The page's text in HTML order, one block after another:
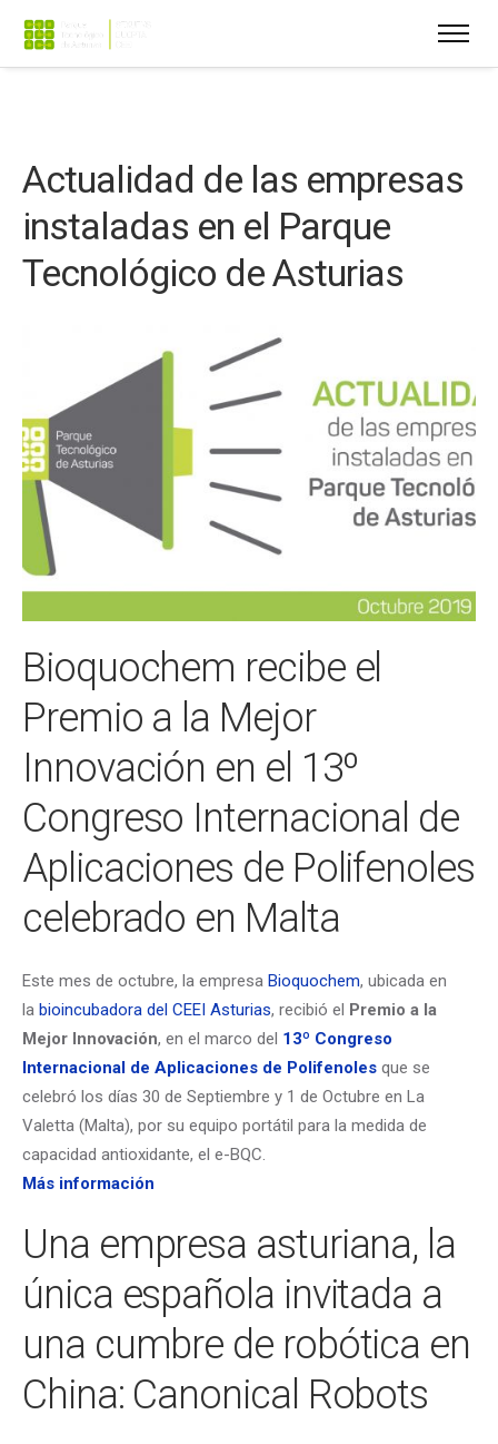
Actualidad de las empresas
instaladas en el Parque
Tecnológico de Asturias
Bioquochem recibe el
Premio a la Mejor
Innovación en el 13º
Congreso Internacional de
Aplicaciones de Polifenoles
celebrado en Malta
Este mes de octubre, la empresa Bioquochem, ubicada en
la bioincubadora del CEEI Asturias, recibió el Premio a la
Mejor Innovación, en el marco del 13º Congreso
Internacional de Aplicaciones de Polifenoles que se
celebró los días 30 de Septiembre y 1 de Octubre en La
Valetta (Malta), por su equipo portátil para la medida de
capacidad antioxidante, el e-BQC.
Más información
Una empresa asturiana, la
única española invitada a
una cumbre de robótica en
China: Canonical Robots